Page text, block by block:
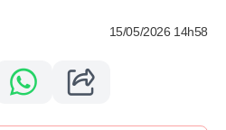
15/05/2026 14h58